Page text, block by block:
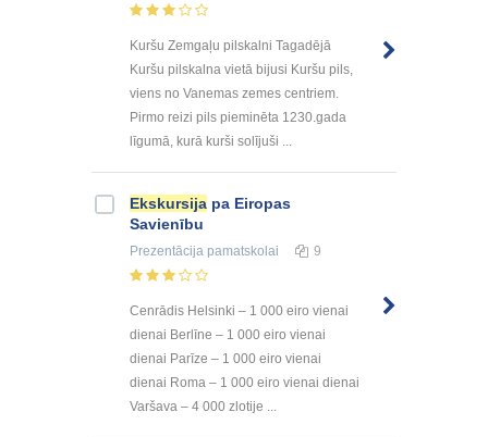
Kuršu Zemgaļu pilskalni Tagadējā
Kuršu pilskalna vietā bijusi Kuršu pils,
viens no Vanemas zemes centriem.
Pirmo reizi pils pieminēta 1230.gada
līgumā, kurā kurši solījuši ...
Ekskursija pa Eiropas
Savienību
Prezentācija pamatskolai 9
Cenrādis Helsinki – 1 000 eiro vienai
dienai Berlīne – 1 000 eiro vienai
dienai Parīze – 1 000 eiro vienai
dienai Roma – 1 000 eiro vienai dienai
Varšava – 4 000 zlotije ...